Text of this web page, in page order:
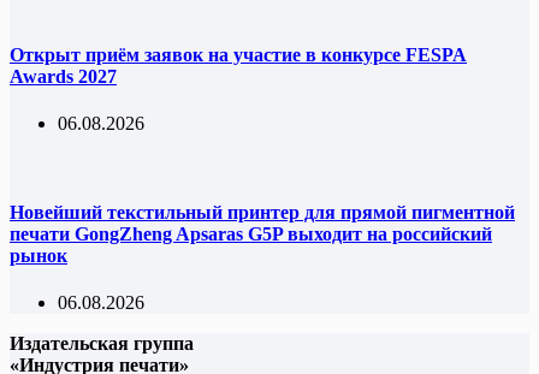
Открыт приём заявок на участие в конкурсе FESPA
Awards 2027
06.08.2026
Новейший текстильный принтер для прямой пигментной
печати GongZheng Apsaras G5P выходит на российский
рынок
06.08.2026
Издательская группа
«Индустрия печати»